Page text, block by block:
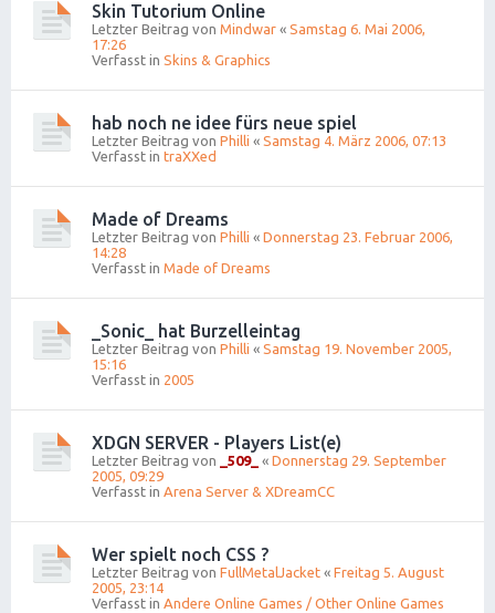
Skin Tutorium Online
Letzter Beitrag von Mindwar « Samstag 6. Mai 2006,
17:26
Verfasst in Skins & Graphics
hab noch ne idee fürs neue spiel
Letzter Beitrag von Philli « Samstag 4. März 2006, 07:13
Verfasst in traXXed
Made of Dreams
Letzter Beitrag von Philli « Donnerstag 23. Februar 2006,
14:28
Verfasst in Made of Dreams
_Sonic_ hat Burzelleintag
Letzter Beitrag von Philli « Samstag 19. November 2005,
15:16
Verfasst in 2005
XDGN SERVER - Players List(e)
Letzter Beitrag von _509_ « Donnerstag 29. September
2005, 09:29
Verfasst in Arena Server & XDreamCC
Wer spielt noch CSS ?
Letzter Beitrag von FullMetalJacket « Freitag 5. August
2005, 23:14
Verfasst in Andere Online Games / Other Online Games